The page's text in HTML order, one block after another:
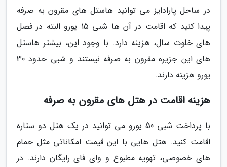
در ساحل پارادایز می توانید هاستل های مقرون به صرفه
پیدا کنید که اقامت در آن ها شبی 15 یورو البته در فصل
های خلوت سال، هزینه دارد. با وجود این، بیشتر هاستل
های این جزیره مقرون به صرفه نیستند و شبی حدود 30
یورو هزینه دارند.
هزینه اقامت در هتل های مقرون به صرفه
با پرداخت شبی 50 یورو می توانید در یک هتل دو ستاره
اقامت کنید. هتل هایی با این قیمت امکاناتی مثل حمام
های خصوصی، تهویه مطبوع و وای فای رایگان دارند. در